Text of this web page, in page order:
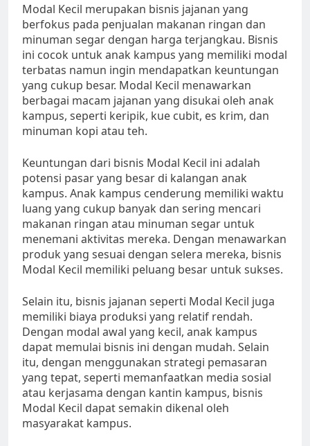
Modal Kecil merupakan bisnis jajanan yang
berfokus pada penjualan makanan ringan dan
minuman segar dengan harga terjangkau. Bisnis
ini cocok untuk anak kampus yang memiliki modal
terbatas namun ingin mendapatkan keuntungan
yang cukup besar. Modal Kecil menawarkan
berbagai macam jajanan yang disukai oleh anak
kampus, seperti keripik, kue cubit, es krim, dan
minuman kopi atau teh.
Keuntungan dari bisnis Modal Kecil ini adalah
potensi pasar yang besar di kalangan anak
kampus. Anak kampus cenderung memiliki waktu
luang yang cukup banyak dan sering mencari
makanan ringan atau minuman segar untuk
menemani aktivitas mereka. Dengan menawarkan
produk yang sesuai dengan selera mereka, bisnis
Modal Kecil memiliki peluang besar untuk sukses.
Selain itu, bisnis jajanan seperti Modal Kecil juga
memiliki biaya produksi yang relatif rendah.
Dengan modal awal yang kecil, anak kampus
dapat memulai bisnis ini dengan mudah. Selain
itu, dengan menggunakan strategi pemasaran
yang tepat, seperti memanfaatkan media sosial
atau kerjasama dengan kantin kampus, bisnis
Modal Kecil dapat semakin dikenal oleh
masyarakat kampus.